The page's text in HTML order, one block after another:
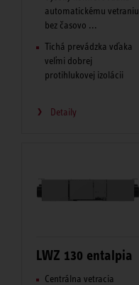
automatickému vetraniu
bez časovo ...
Tichá prevádzka vďaka
veľmi dobrej
protihlukovej izolácii
Detaily
LWZ 130 entalpia
Centrálna vetracia